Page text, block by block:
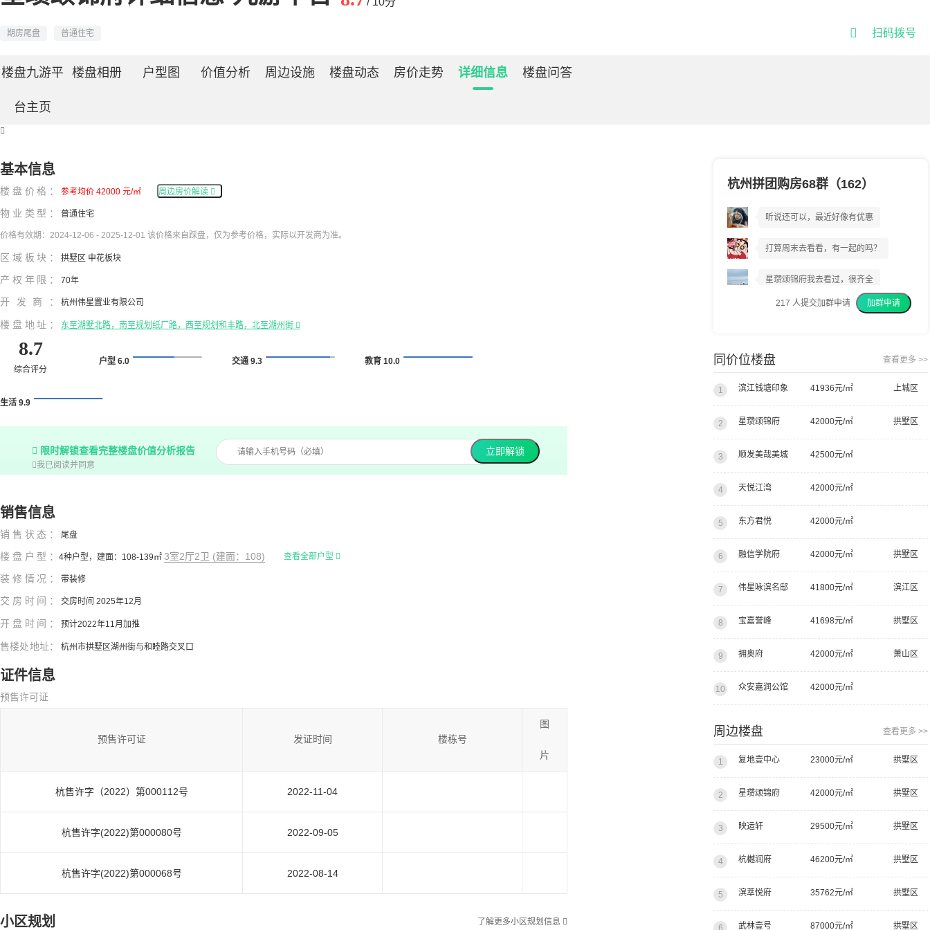
期房尾盘 普通住宅  扫码拨号
楼盘九游平
台主页
楼盘相册 户型图 价值分析 周边设施 楼盘动态 房价走势 详细信息 楼盘问答

基本信息
楼盘价格： 参考均价 42000 元/㎡ 周边房价解读 
物业类型： 普通住宅
价格有效期：2024-12-06 - 2025-12-01 该价格来自踩盘，仅为参考价格，实际以开发商为准。
区域板块： 拱墅区 申花板块
产权年限： 70年
开发商： 杭州伟星置业有限公司
楼盘地址： 东至湖墅北路，南至规划纸厂路，西至规划和丰路，北至湖州街 
8.7
综合评分
户型 6.0 交通 9.3 教育 10.0
生活 9.9
 限时解锁查看完整楼盘价值分析报告
我已阅读并同意
立即解锁
销售信息
销售状态： 尾盘
楼盘户型： 4种户型，建面：108-139㎡ 3室2厅2卫 (建面：108) 查看全部户型 
装修情况： 带装修
交房时间： 交房时间 2025年12月
开盘时间： 预计2022年11月加推
售楼处地址： 杭州市拱墅区湖州街与和睦路交叉口
证件信息
预售许可证
预售许可证 发证时间 楼栋号
图
片
杭售许字（2022）第000112号 2022-11-04
杭售许字(2022)第000080号 2022-09-05
杭售许字(2022)第000068号 2022-08-14
小区规划 了解更多小区规划信息 
杭州拼团购房68群（162）
星瓒颂锦府到底好不好?
听说还可以，最近好像有优惠
打算周末去看看，有一起的吗？
星瓒颂锦府我去看过，很齐全
我上周已经交了意向金
217 人提交加群申请 加群申请
同价位楼盘 查看更多 >>
1 滨江钱塘印象 41936元/㎡ 上城区
2 星瓒颂锦府 42000元/㎡ 拱墅区
3 顺发美哉美城 42500元/㎡
4 天悦江湾 42000元/㎡
5 东方君悦 42000元/㎡
6 融信学院府 42000元/㎡ 拱墅区
7 伟星咏滨名邸 41800元/㎡ 滨江区
8 宝嘉誉峰 41698元/㎡ 拱墅区
9 拥奥府 42000元/㎡ 萧山区
10 众安嘉润公馆 42000元/㎡
周边楼盘 查看更多 >>
1 复地壹中心 23000元/㎡ 拱墅区
2 星瓒颂锦府 42000元/㎡ 拱墅区
3 映运轩 29500元/㎡ 拱墅区
4 杭樾润府 46200元/㎡ 拱墅区
5 滨萃悦府 35762元/㎡ 拱墅区
6 武林壹号 87000元/㎡ 拱墅区